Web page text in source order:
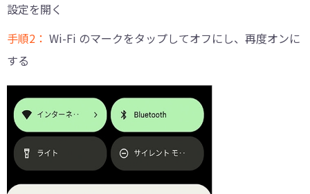
設定を開く
手順2： Wi-Fi のマークをタップしてオフにし、再度オンに
する